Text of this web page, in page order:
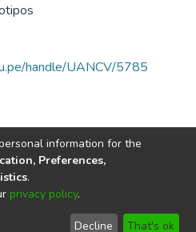
handle/UANCV/5785
© 2002-2026
End User
Send
information for the
Preferences,
.
privacy policy.
Decline That's ok